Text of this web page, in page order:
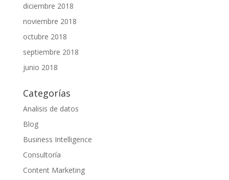
diciembre 2018
noviembre 2018
octubre 2018
septiembre 2018
junio 2018
Categorías
Analisis de datos
Blog
Business Intelligence
Consultoría
Content Marketing